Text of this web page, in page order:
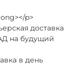
p>
доставка
на будущий
в день